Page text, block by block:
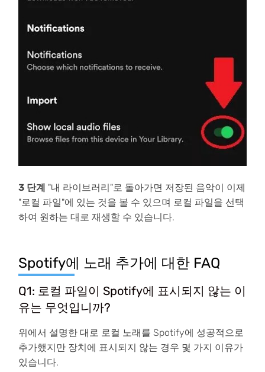
3 단계 "내 라이브러리"로 돌아가면 저장된 음악이 이제
"로컬 파일"에 있는 것을 볼 수 있으며 로컬 파일을 선택
하여 원하는 대로 재생할 수 있습니다.
Spotify에 노래 추가에 대한 FAQ
Q1: 로컬 파일이 Spotify에 표시되지 않는 이
유는 무엇입니까?
위에서 설명한 대로 로컬 노래를 Spotify에 성공적으로
추가했지만 장치에 표시되지 않는 경우 몇 가지 이유가
있습니다.